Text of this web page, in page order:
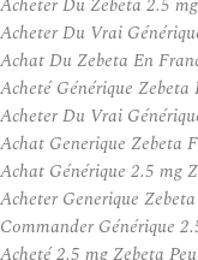
Acheter Du Vrai
Achat Du Zebeta En
Acheté Générique
Acheter Du Vrai
Achat Generique Zebeta
Achat Générique 2.5 mg
Acheter Generique
Commander Générique